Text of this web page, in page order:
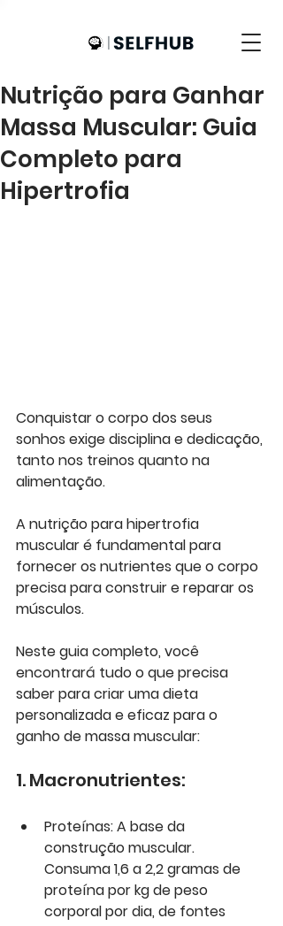
Nutrição para Ganhar
Massa Muscular: Guia
Completo para
Hipertrofia
Conquistar o corpo dos seus
sonhos exige disciplina e dedicação,
tanto nos treinos quanto na
alimentação.
A nutrição para hipertrofia
muscular é fundamental para
fornecer os nutrientes que o corpo
precisa para construir e reparar os
músculos.
Neste guia completo, você
encontrará tudo o que precisa
saber para criar uma dieta
personalizada e eficaz para o
ganho de massa muscular:
1. Macronutrientes:
Proteínas: A base da
construção muscular.
Consuma 1,6 a 2,2 gramas de
proteína por kg de peso
corporal por dia, de fontes